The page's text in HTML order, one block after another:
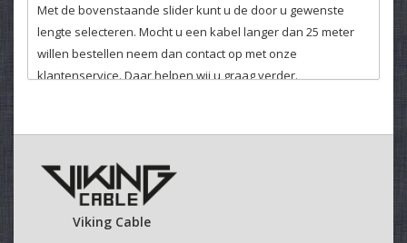
Met de bovenstaande slider kunt u de door u gewenste
lengte selecteren. Mocht u een kabel langer dan 25 meter
willen bestellen neem dan contact op met onze
klantenservice. Daar helpen wij u graag verder.
Het is mogelijk om de kabels van kleurcodering te voorzien,
deze optie kunt u hierboven selecteren. De codering wordt
slechts aan 1 zijde aangebracht tenzij anders gewenst.
Velcro kabelbinder:
Viking Cable